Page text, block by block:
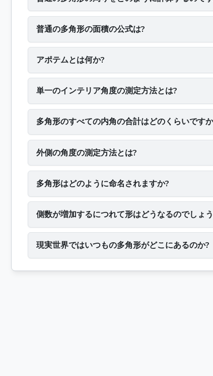
普通の多角形の面積の公式は?
アポテムとは何か?
単一のインテリア角度の測定方法とは?
多角形のすべての内角の合計はどのくらいです
外側の角度の測定方法とは?
多角形はどのように命名されますか?
側数が増加するにつれて形はどうなるのでしょ
現実世界ではいつもの多角形がどこにあるのか?